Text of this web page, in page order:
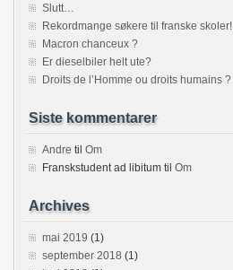
Slutt…
Rekordmange søkere til franske skoler!
Macron chanceux ?
Er dieselbiler helt ute?
Droits de l’Homme ou droits humains ?
Siste kommentarer
Andre til Om
Franskstudent ad libitum til Om
Archives
mai 2019 (1)
september 2018 (1)